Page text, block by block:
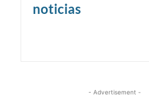
noticias
- Advertisement -